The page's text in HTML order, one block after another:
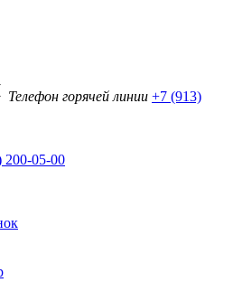
Телефон горячей линии +7 (913)
200-05-00